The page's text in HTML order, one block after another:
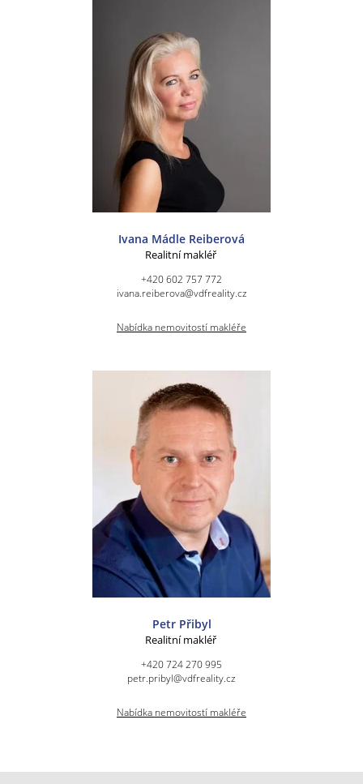
Ivana Mádle Reiberová
Realitní makléř
+420 602 757 772
ivana.reiberova@vdfreality.cz
Nabídka nemovitostí makléře
Petr Přibyl
Realitní makléř
+420 724 270 995
petr.pribyl@vdfreality.cz
Nabídka nemovitostí makléře